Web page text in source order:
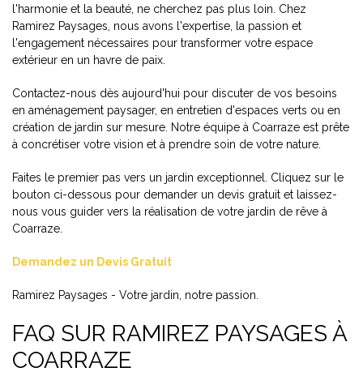
l'harmonie et la beauté, ne cherchez pas plus loin. Chez
Ramirez Paysages, nous avons l'expertise, la passion et
l'engagement nécessaires pour transformer votre espace
extérieur en un havre de paix.
Contactez-nous dès aujourd'hui pour discuter de vos besoins
en aménagement paysager, en entretien d'espaces verts ou en
création de jardin sur mesure. Notre équipe à Coarraze est prête
à concrétiser votre vision et à prendre soin de votre nature.
Faites le premier pas vers un jardin exceptionnel. Cliquez sur le
bouton ci-dessous pour demander un devis gratuit et laissez-
nous vous guider vers la réalisation de votre jardin de rêve à
Coarraze.
Demandez un Devis Gratuit
Ramirez Paysages - Votre jardin, notre passion.
FAQ SUR RAMIREZ PAYSAGES À
COARRAZE